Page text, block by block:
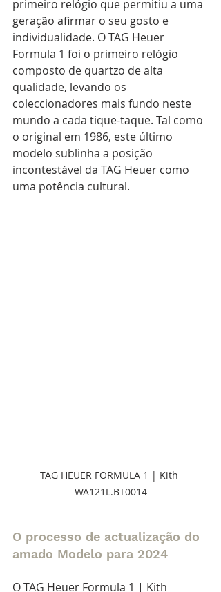
primeiro relógio que permitiu a uma
geração afirmar o seu gosto e
individualidade. O TAG Heuer
Formula 1 foi o primeiro relógio
composto de quartzo de alta
qualidade, levando os
coleccionadores mais fundo neste
mundo a cada tique-taque. Tal como
o original em 1986, este último
modelo sublinha a posição
incontestável da TAG Heuer como
uma potência cultural.
TAG HEUER FORMULA 1 | Kith
WA121L.BT0014
O processo de actualização do
amado Modelo para 2024
O TAG Heuer Formula 1 | Kith